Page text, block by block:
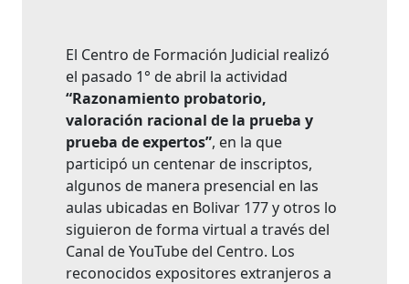
El Centro de Formación Judicial realizó
el pasado 1° de abril la actividad
“Razonamiento probatorio,
valoración racional de la prueba y
prueba de expertos”, en la que
participó un centenar de inscriptos,
algunos de manera presencial en las
aulas ubicadas en Bolivar 177 y otros lo
siguieron de forma virtual a través del
Canal de YouTube del Centro. Los
reconocidos expositores extranjeros a